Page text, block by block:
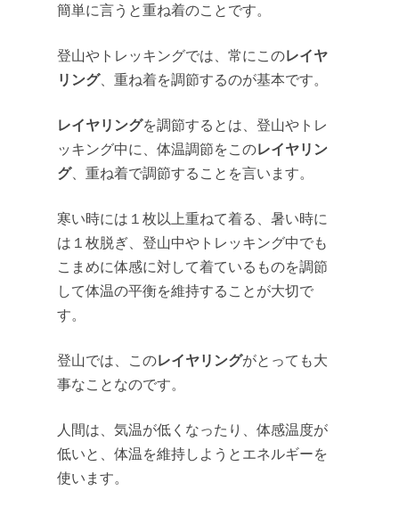
簡単に言うと重ね着のことです。
登山やトレッキングでは、常にこのレイヤ
リング、重ね着を調節するのが基本です。
レイヤリングを調節するとは、登山やトレ
ッキング中に、体温調節をこのレイヤリン
グ、重ね着で調節することを言います。
寒い時には１枚以上重ねて着る、暑い時に
は１枚脱ぎ、登山中やトレッキング中でも
こまめに体感に対して着ているものを調節
して体温の平衡を維持することが大切で
す。
登山では、このレイヤリングがとっても大
事なことなのです。
人間は、気温が低くなったり、体感温度が
低いと、体温を維持しようとエネルギーを
使います。